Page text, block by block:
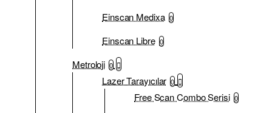
Einscan Medixa 0
Einscan Libre 0
Metroloji 0
Lazer Tarayıcılar 0
Free Scan Combo Serisi 0